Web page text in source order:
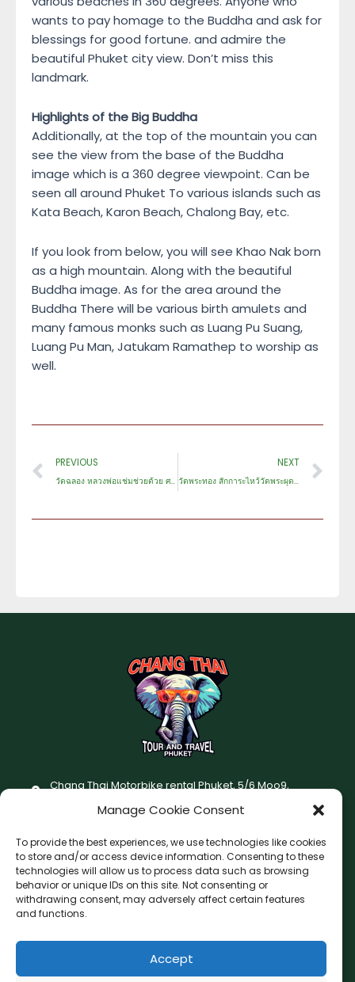
Manage Cookie Consent
To provide the best experiences, we use technologies like cookies
to store and/or access device information. Consenting to these
technologies will allow us to process data such as browsing
behavior or unique IDs on this site. Not consenting or
withdrawing consent, may adversely affect certain features
and functions.
Accept
wants to pay homage to the Buddha and ask for
blessings for good fortune. and admire the
beautiful Phuket city view. Don’t miss this
landmark.
Highlights of the Big Buddha
Additionally, at the top of the mountain you can
see the view from the base of the Buddha
image which is a 360 degree viewpoint. Can be
seen all around Phuket To various islands such as
Kata Beach, Karon Beach, Chalong Bay, etc.
If you look from below, you will see Khao Nak born
as a high mountain. Along with the beautiful
Buddha image. As for the area around the
Buddha There will be various birth amulets and
many famous monks such as Luang Pu Suang,
Luang Pu Man, Jatukam Ramathep to worship as
well.
Prev
PREVIOUS
วัดฉลอง หลวงพ่อแช่มช่วยด้วย ศรัทธาหนีร้อนพึ่งเย็น 2024
NEXT
วัดพระทอง สักการะไหว้วัดพระผุด จ.ภูเก็ต อัพเดตใหม่ 2024
Chang Thai Motorbike rental Phuket, 5/6 Moo9,
Terms and Conditions
Changthai motorbike for rent Privacy Policy
F
c
e
I
t
W